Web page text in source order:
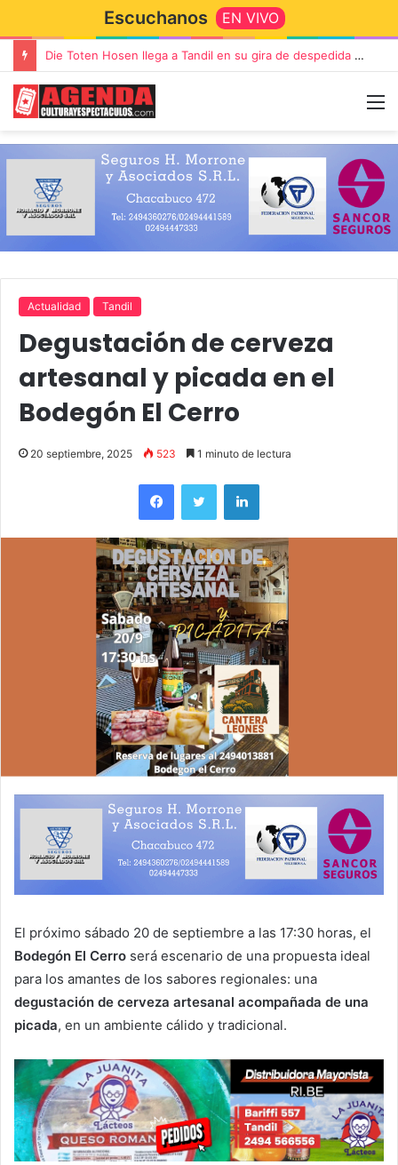
Escuchanos EN VIVO
Die Toten Hosen llega a Tandil en su gira de despedida «Fútbol, Asado, Vino y Adiós Amigos»
Actualidad Tandil
Degustación de cerveza
artesanal y picada en el
Bodegón El Cerro
20 septiembre, 2025 523 1 minuto de lectura
El próximo sábado 20 de septiembre a las 17:30 horas, el
Bodegón El Cerro será escenario de una propuesta ideal
para los amantes de los sabores regionales: una
degustación de cerveza artesanal acompañada de una
picada, en un ambiente cálido y tradicional.